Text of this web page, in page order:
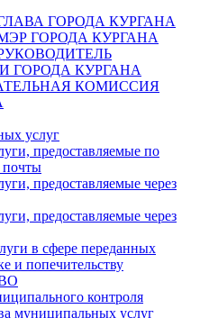
ГОРОДА КУРГАНА
ГОРОДА КУРГАНА
ГОРОДА КУРГАНА
КОМИССИЯ
услуг
предоставляемые по
почты
предоставляемые через
предоставляемые через
в сфере переданных
и попечительству
контроля
муниципальных услуг